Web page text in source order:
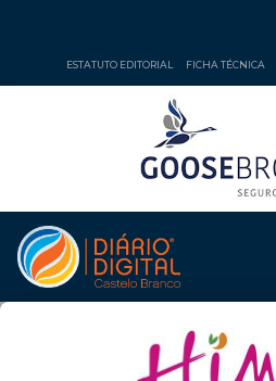
ESTATUTO EDITORIAL FICHA TÉCNICA